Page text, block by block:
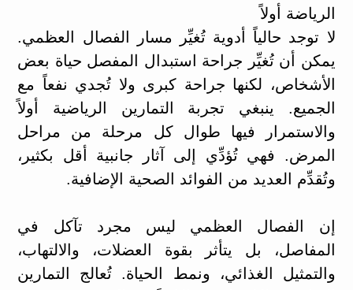
الرياضة أولاً
لا توجد حالياً أدوية تُغيِّر مسار الفصال العظمي.
يمكن أن تُغيِّر جراحة استبدال المفصل حياة بعض
الأشخاص، لكنها جراحة كبرى ولا تُجدي نفعاً مع
الجميع. ينبغي تجربة التمارين الرياضية أولاً
والاستمرار فيها طوال كل مرحلة من مراحل
المرض. فهي تُؤدِّي إلى آثار جانبية أقل بكثير،
وتُقدِّم العديد من الفوائد الصحية الإضافية.
إن الفصال العظمي ليس مجرد تآكل في
المفاصل، بل يتأثر بقوة العضلات، والالتهاب،
والتمثيل الغذائي، ونمط الحياة. تُعالج التمارين